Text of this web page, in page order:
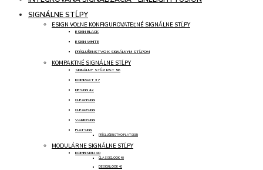
SIGNÁLNE STĹPY
ESIGN VOĽNE KONFIGUROVATEĽNÉ SIGNÁLNE STĹPY
ESIGN BLACK
ESIGN WHITE
PRÍSLUŠENSTVO K SIGNÁLNYM STĹPOM
KOMPAKTNÉ SIGNÁLNE STĹPY
SIGNÁLNY STĹP RST 56
KOMPAKT 37
DESIGN 42
CLEANSIGN
CLEARSIGN
VARIOSIGN
FLATSIGN
PRÍSLUŠENSTVO FLATSIGN
MODULÁRNE SIGNÁLNE STĹPY
KOMBISIGN 40
CLASSICLOOK 40
DESIGNLOOK 40